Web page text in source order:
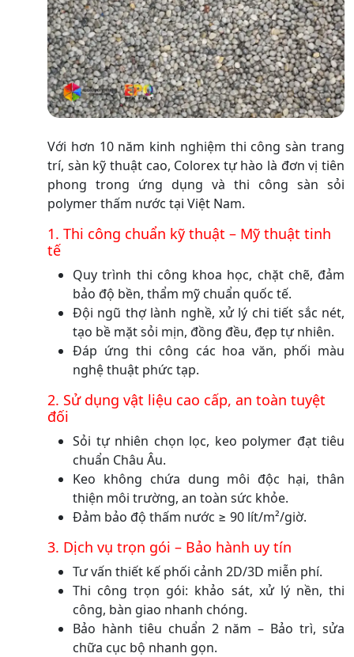
Với hơn 10 năm kinh nghiệm thi công sàn trang
trí, sàn kỹ thuật cao, Colorex tự hào là đơn vị tiên
phong trong ứng dụng và thi công sàn sỏi
polymer thấm nước tại Việt Nam.
1. Thi công chuẩn kỹ thuật – Mỹ thuật tinh
tế
Quy trình thi công khoa học, chặt chẽ, đảm
bảo độ bền, thẩm mỹ chuẩn quốc tế.
Đội ngũ thợ lành nghề, xử lý chi tiết sắc nét,
tạo bề mặt sỏi mịn, đồng đều, đẹp tự nhiên.
Đáp ứng thi công các hoa văn, phối màu
nghệ thuật phức tạp.
2. Sử dụng vật liệu cao cấp, an toàn tuyệt
đối
Sỏi tự nhiên chọn lọc, keo polymer đạt tiêu
chuẩn Châu Âu.
Keo không chứa dung môi độc hại, thân
thiện môi trường, an toàn sức khỏe.
Đảm bảo độ thấm nước ≥ 90 lít/m²/giờ.
3. Dịch vụ trọn gói – Bảo hành uy tín
Tư vấn thiết kế phối cảnh 2D/3D miễn phí.
Thi công trọn gói: khảo sát, xử lý nền, thi
công, bàn giao nhanh chóng.
Bảo hành tiêu chuẩn 2 năm – Bảo trì, sửa
chữa cục bộ nhanh gọn.